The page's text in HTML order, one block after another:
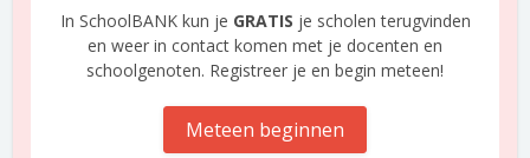
In SchoolBANK kun je GRATIS je scholen terugvinden
en weer in contact komen met je docenten en
schoolgenoten. Registreer je en begin meteen!
Meteen beginnen